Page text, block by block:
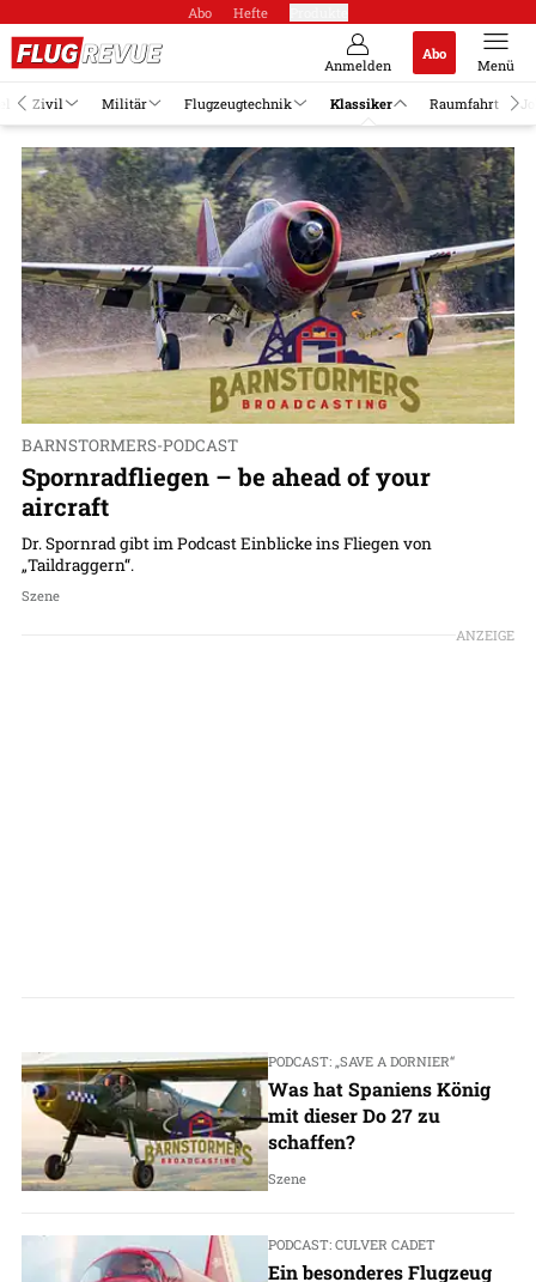
Abo Hefte
Anmelden
Abo
Menü
Zivil Militär Flugzeugtechnik Klassiker Raumfahrt
BARNSTORMERS-PODCAST
Spornradfliegen – be ahead of your
aircraft
Dr. Spornrad gibt im Podcast Einblicke ins Fliegen von
„Taildraggern“.
Szene
ANZEIGE
PODCAST: „SAVE A DORNIER“
Was hat Spaniens König
mit dieser Do 27 zu
schaffen?
Szene
PODCAST: CULVER CADET
Ein besonderes Flugzeug